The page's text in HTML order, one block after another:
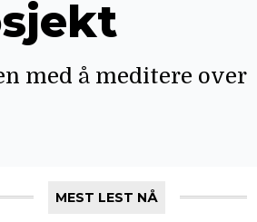
med å meditere over
MEST LEST NÅ